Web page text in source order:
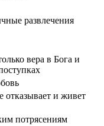
развлечения
вера в Бога и
отказывает и живет
потрясениям